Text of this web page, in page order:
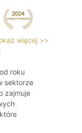
więcej >>
roku
sektorze
zajmuje